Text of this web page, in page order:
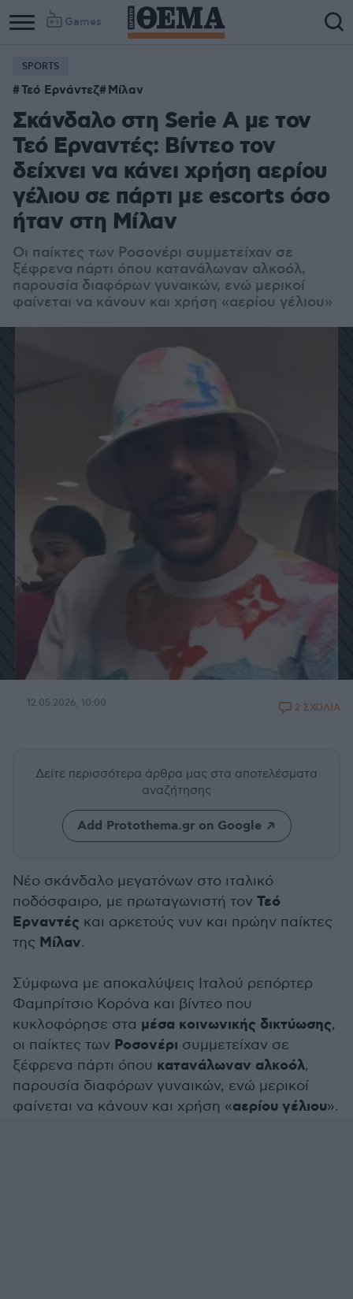
Games
SPORTS
Τεό Ερνάντεζ Μίλαν
Σκάνδαλο στη Serie A με τον
Τεό Ερναντές: Βίντεο τον
δείχνει να κάνει χρήση αερίου
γέλιου σε πάρτι με escorts όσο
ήταν στη Μίλαν
Οι παίκτες των Ροσονέρι συμμετείχαν σε
ξέφρενα πάρτι όπου κατανάλωναν αλκοόλ,
παρουσία διαφόρων γυναικών, ενώ μερικοί
φαίνεται να κάνουν και χρήση «αερίου γέλιου»
12.05.2026, 10:00 2 ΣΧΟΛΙΑ
Δείτε περισσότερα άρθρα μας στα αποτελέσματα
αναζήτησης
Add Protothema.gr on Google
Νέο σκάνδαλο μεγατόνων στο ιταλικό
ποδόσφαιρο, με πρωταγωνιστή τον Τεό
Ερναντές και αρκετούς νυν και πρώην παίκτες
της Μίλαν.
Σύμφωνα με αποκαλύψεις Ιταλού ρεπόρτερ
Φαμπρίτσιο Κορόνα και βίντεο που
κυκλοφόρησε στα μέσα κοινωνικής δικτύωσης,
οι παίκτες των Ροσονέρι συμμετείχαν σε
ξέφρενα πάρτι όπου κατανάλωναν αλκοόλ,
παρουσία διαφόρων γυναικών, ενώ μερικοί
φαίνεται να κάνουν και χρήση «αερίου γέλιου».